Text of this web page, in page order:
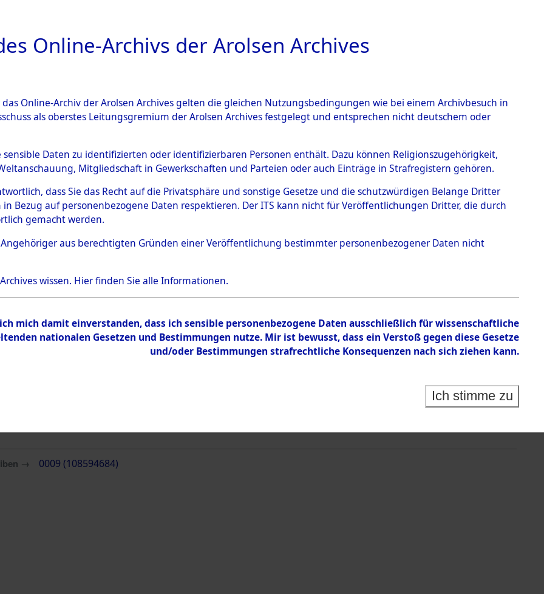
ARCHIVALE ÜBERSICHT BILD
0009 (108594684)
Person UNBEKANNT
→ 0009 (108594684)
Online-Archivs der Arolsen Archives
Online-Archiv der Arolsen Archives gelten die gleichen Nutzungsbedingungen wie bei einem Archivbesuch in
als oberstes Leitungsgremium der Arolsen Archives festgelegt und entsprechen nicht deutschem oder
sensible Daten zu identifizierten oder identifizierbaren Personen enthält. Dazu können Religionszugehörigkeit,
Mitgliedschaft in Gewerkschaften und Parteien oder auch Einträge in Strafregistern gehören.
dass Sie das Recht auf die Privatsphäre und sonstige Gesetze und die schutzwürdigen Belange Dritter
Bezug auf personenbezogene Daten respektieren. Der ITS kann nicht für Veröffentlichungen Dritter, die durch
gemacht werden.
Angehöriger aus berechtigten Gründen einer Veröffentlichung bestimmter personenbezogener Daten nicht
wissen. Hierfinden Sie alle Informationen.
mich damit einverstanden, dass ich sensible personenbezogene Daten ausschließlich für wissenschaftliche
nationalen Gesetzen und Bestimmungen nutze. Mir ist bewusst, dass ein Verstoß gegen diese Gesetze
und/oder Bestimmungen strafrechtliche Konsequenzen nach sich ziehen kann.
Ich stimme zu